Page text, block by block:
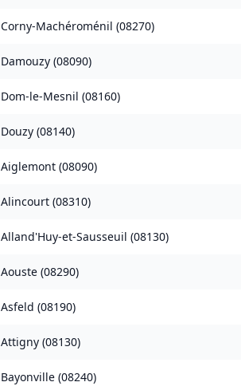
Corny-Machéroménil (08270)
Damouzy (08090)
Dom-le-Mesnil (08160)
Douzy (08140)
Aiglemont (08090)
Alincourt (08310)
Alland'Huy-et-Sausseuil (08130)
Aouste (08290)
Asfeld (08190)
Attigny (08130)
Bayonville (08240)